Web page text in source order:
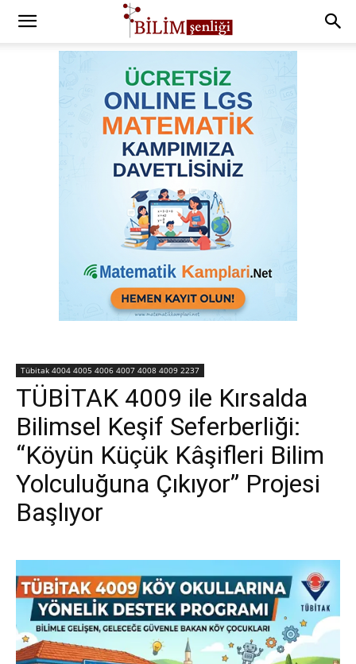
Tübitak 4004 4005 4006 4007 4008 4009 2237
TÜBİTAK 4009 ile Kırsalda
Bilimsel Keşif Seferberliği:
“Köyün Küçük Kâşifleri Bilim
Yolculuğuna Çıkıyor” Projesi
Başlıyor